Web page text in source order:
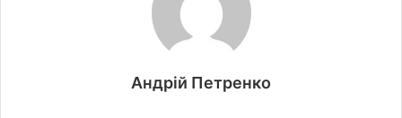
Андрій Петренко